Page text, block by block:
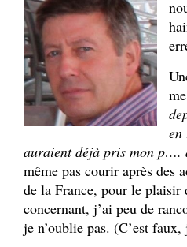
en
auraient déjà pris mon p….
même pas courir après des
de la France, pour le plaisir
concernant, j’ai peu de
je n’oublie pas. (C’est